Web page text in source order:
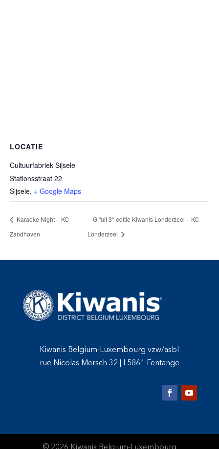
LOCATIE
Cultuurfabriek Sijsele
Stationsstraat 22
Sijsele, + Google Maps
Karaoke Night – KC
Zandhoven
G-fuif 3° editie Kiwanis Londerzeel – KC
Londerzeel
Kiwanis Belgium-Luxembourg vzw/asbl
rue Nicolas Mersch 32
L5861 Fentange